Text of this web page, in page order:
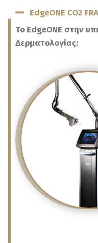
EdgeONE CO2
Το EdgeONE στην
Δερματολογίας: